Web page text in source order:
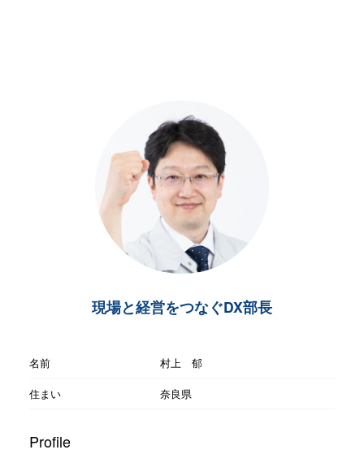
現場と経営をつなぐDX部長
名前
村上 郁
住まい
奈良県
Profile